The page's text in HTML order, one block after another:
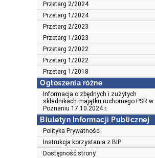
Przetarg 2/2024
Przetarg 1/2024
Przetarg 2/2023
Przetarg 1/2023
Przetarg 2/2022
Przetarg 1/2022
Przetarg 1/2018
Ogłoszenia różne
Informacja o zbędnych i zużytych
składnikach majątku ruchomego PSR w
Poznaniu 17.10.2024 r.
Biuletyn Informacji Publicznej
Polityka Prywatności
Instrukcja korzystania z BIP
Dostępność strony